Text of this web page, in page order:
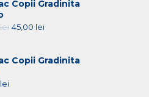
Copii Gradinita
lei 45,00 lei
Copii Gradinita
lei